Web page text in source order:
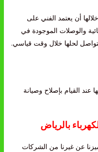
أن يعتمد الفني على
والوصلات الموجودة في
لحلها خلال وقت قياسي.
عند القيام بإصلاح وصيانة
بالرياض
عن غيرنا من الشركات